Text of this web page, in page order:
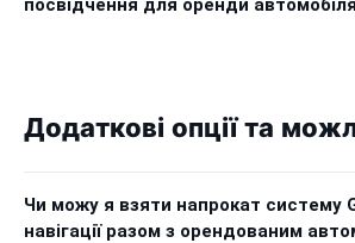
посвідчення для оренди
Додаткові опції та
Чи можу я взяти напрокат систему
навігації разом з орендованим